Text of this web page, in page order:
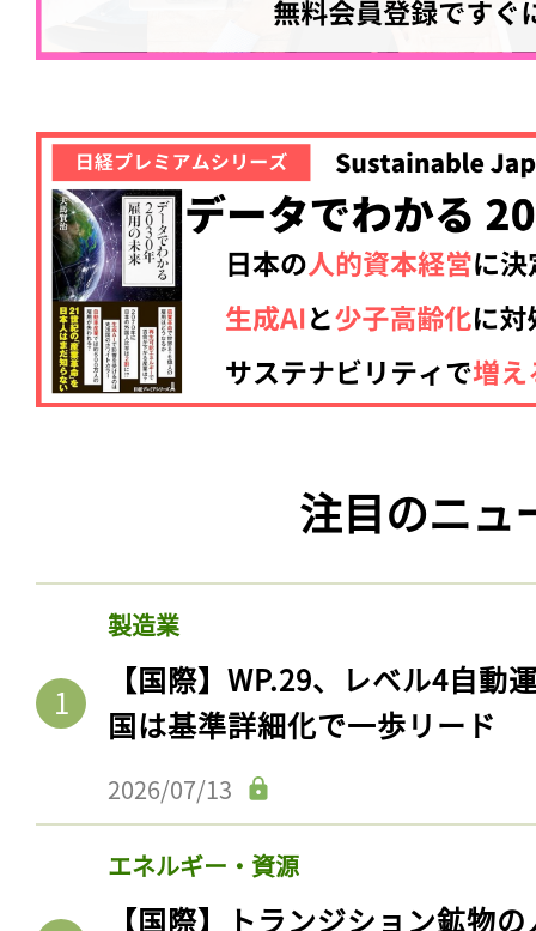
注目のニュ
製造業
【国際】WP.29、レベル4自動
国は基準詳細化で一歩リード
2026/07/13
エネルギー・資源
【国際】トランジション鉱物